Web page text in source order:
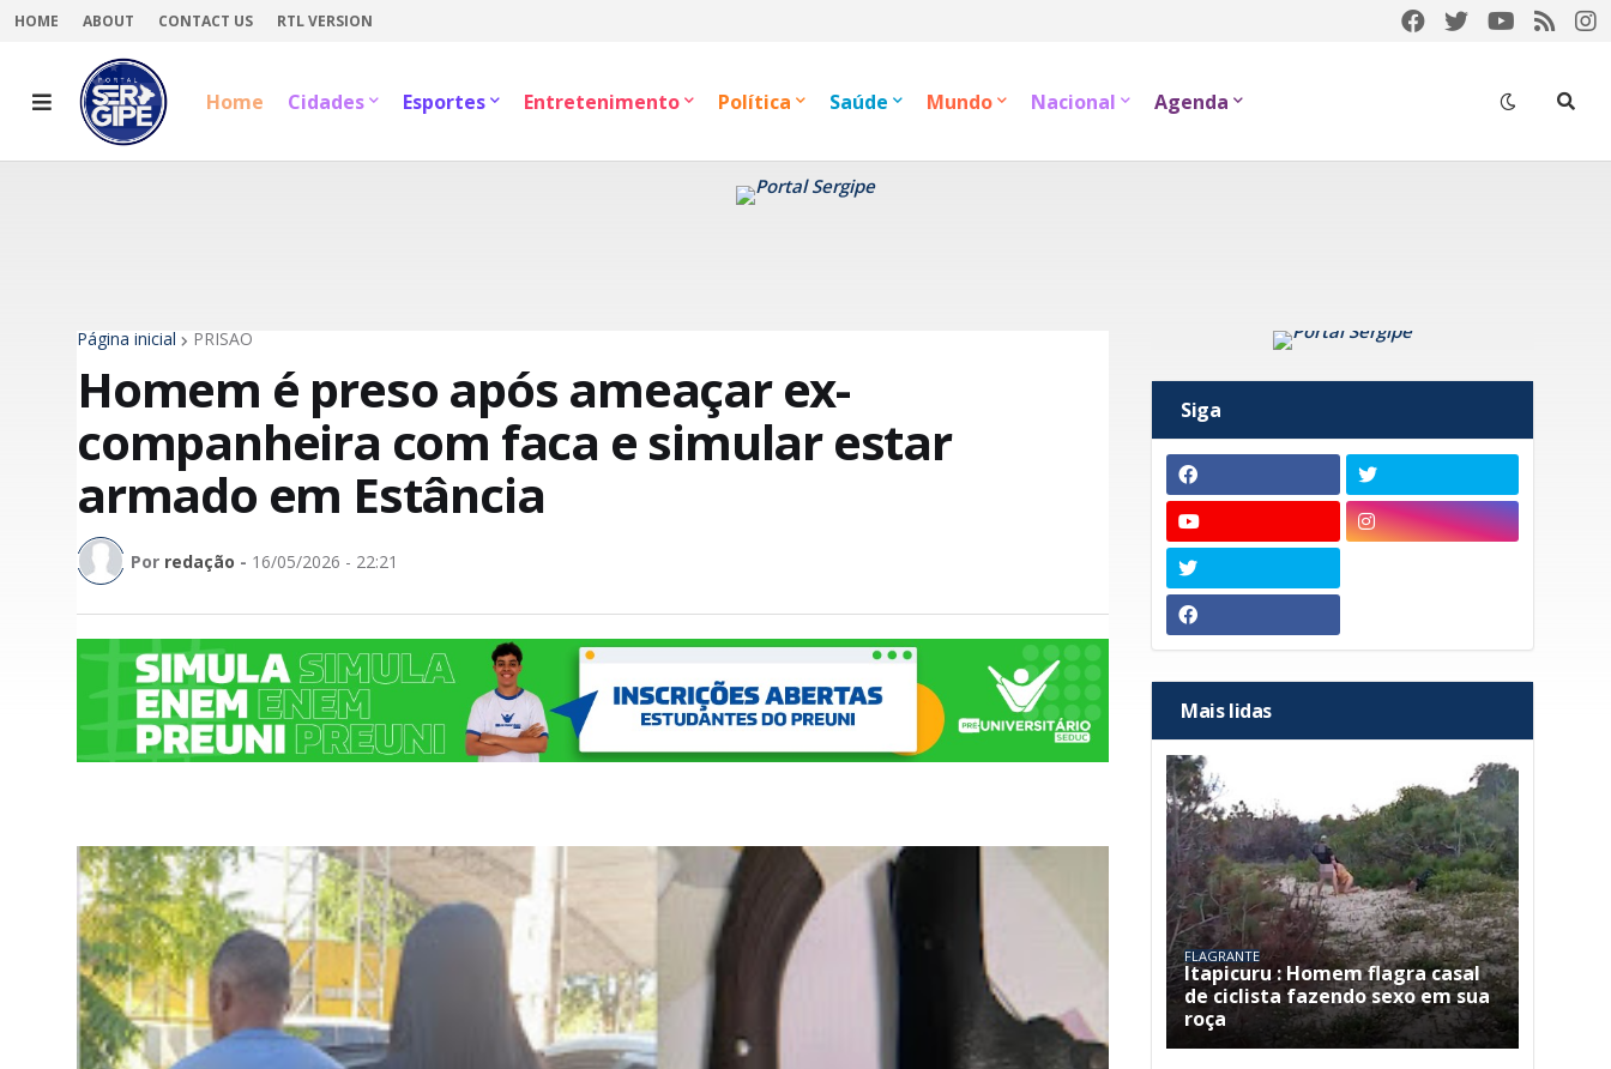
HOME ABOUT CONTACT US RTL VERSION
Home Cidades Esportes Entretenimento Política Saúde Mundo Nacional Agenda
Página inicial PRISÃO
Homem é preso após ameaçar ex-
companheira com faca e simular estar
armado em Estância
Por redação - 16/05/2026 - 22:21
Siga
Mais lidas
FLAGRANTE
Itapicuru : Homem flagra casal
de ciclista fazendo sexo em sua
roça